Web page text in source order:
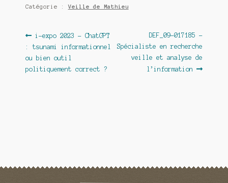
Catégorie :Veille de Mathieu
Navigation
de
l’article
Article
précédent :
i-expo 2023 – ChatGPT
: tsunami informationnel
ou bien outil
politiquement correct ?
Article
suivant :
DEF_09-017185 –
Spécialiste en recherche
veille et analyse de
l’information